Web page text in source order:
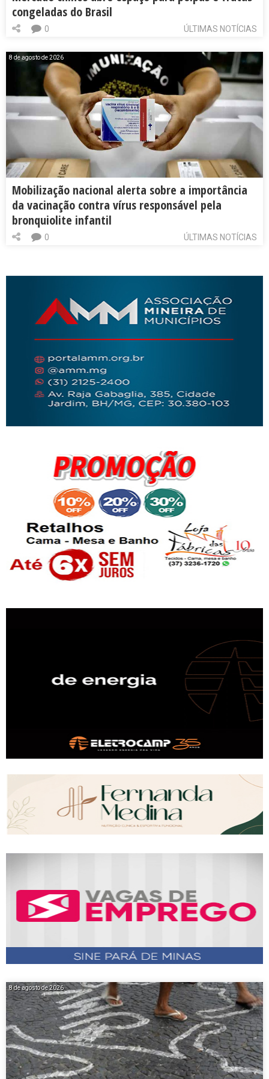
congeladas do Brasil
ÚLTIMAS NOTÍCIAS
0
8 de agosto de 2026
Mobilização nacional alerta sobre a importância
da vacinação contra vírus responsável pela
bronquiolite infantil
ÚLTIMAS NOTÍCIAS
0
8 de agosto de 2026